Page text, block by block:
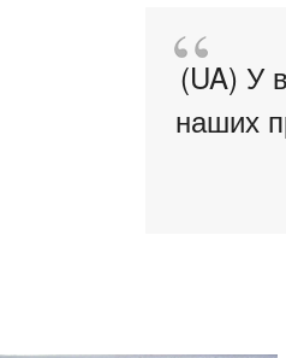
(UA) У
наших